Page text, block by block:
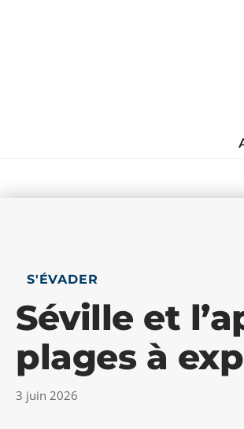
S'ÉVADER
Séville et
plages à
3 juin 2026